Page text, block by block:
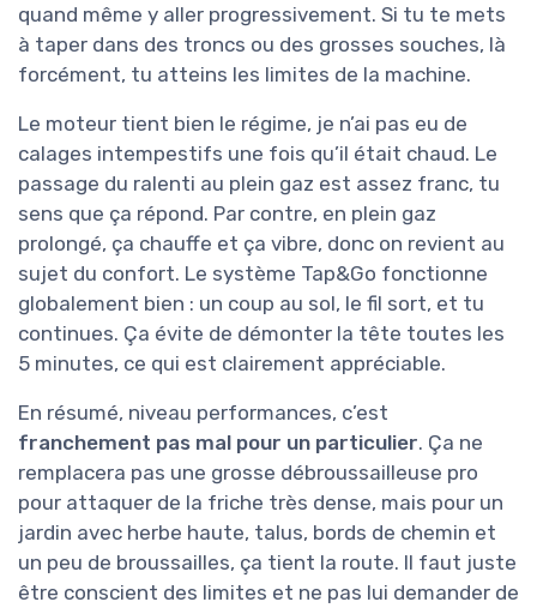
quand même y aller progressivement. Si tu te mets
à taper dans des troncs ou des grosses souches, là
forcément, tu atteins les limites de la machine.
Le moteur tient bien le régime, je n’ai pas eu de
calages intempestifs une fois qu’il était chaud. Le
passage du ralenti au plein gaz est assez franc, tu
sens que ça répond. Par contre, en plein gaz
prolongé, ça chauffe et ça vibre, donc on revient au
sujet du confort. Le système Tap&Go fonctionne
globalement bien : un coup au sol, le fil sort, et tu
continues. Ça évite de démonter la tête toutes les
5 minutes, ce qui est clairement appréciable.
En résumé, niveau performances, c’est
franchement pas mal pour un particulier. Ça ne
remplacera pas une grosse débroussailleuse pro
pour attaquer de la friche très dense, mais pour un
jardin avec herbe haute, talus, bords de chemin et
un peu de broussailles, ça tient la route. Il faut juste
être conscient des limites et ne pas lui demander de